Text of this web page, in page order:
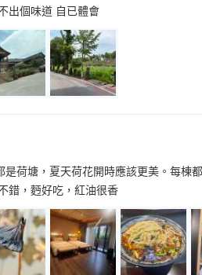
出個味道 自已體會
是荷塘，夏天荷花開時應該更美。每棟
錯，麪好吃，紅油很香